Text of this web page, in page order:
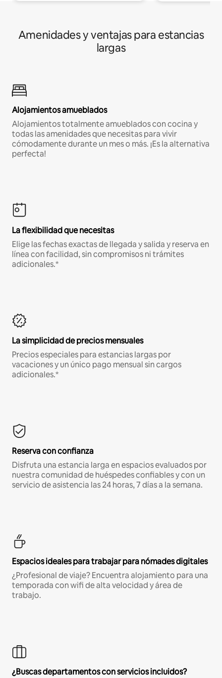
Amenidades y ventajas para estancias
largas
Alojamientos amueblados
Alojamientos totalmente amueblados con cocina y
todas las amenidades que necesitas para vivir
cómodamente durante un mes o más. ¡Es la alternativa
perfecta!
La flexibilidad que necesitas
Elige las fechas exactas de llegada y salida y reserva en
línea con facilidad, sin compromisos ni trámites
adicionales.*
La simplicidad de precios mensuales
Precios especiales para estancias largas por
vacaciones y un único pago mensual sin cargos
adicionales.*
Reserva con confianza
Disfruta una estancia larga en espacios evaluados por
nuestra comunidad de huéspedes confiables y con un
servicio de asistencia las 24 horas, 7 días a la semana.
Espacios ideales para trabajar para nómades digitales
¿Profesional de viaje? Encuentra alojamiento para una
temporada con wifi de alta velocidad y área de
trabajo.
¿Buscas departamentos con servicios incluidos?